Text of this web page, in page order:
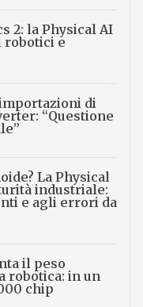
2: la Physical AI
robotici e
di
“Questione
La Physical
industriale:
e agli errori da
il peso
robotica: in un
chip